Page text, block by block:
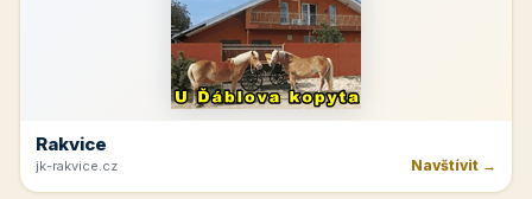
Rakvice
jk-rakvice.cz Navštívit →